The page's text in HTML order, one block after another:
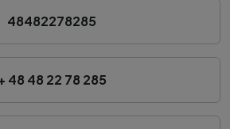
48482278285
48 48 22 78 285